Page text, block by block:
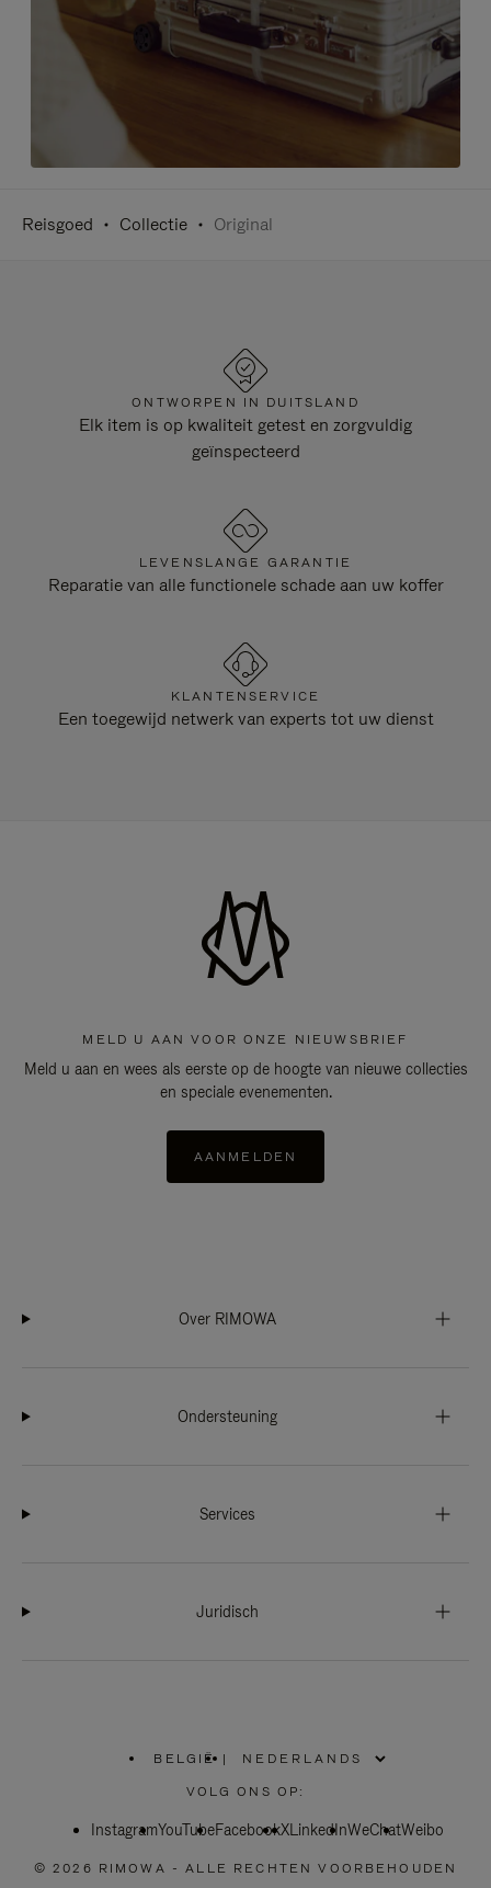
Reisgoed Collectie Original
ONTWORPEN IN DUITSLAND
Elk item is op kwaliteit getest en zorgvuldig
geïnspecteerd
LEVENSLANGE GARANTIE
Reparatie van alle functionele schade aan uw koffer
KLANTENSERVICE
Een toegewijd netwerk van experts tot uw dienst
MELD U AAN VOOR ONZE NIEUWSBRIEF
Meld u aan en wees als eerste op de hoogte van nieuwe collecties
en speciale evenementen.
AANMELDEN
Over RIMOWA
Ondersteuning
Services
Juridisch
BELGIË
SELECTEER
UW
|
VOLG ONS OP:
InstagramYouTubeFacebookXLinkedInWeChatWeibo
© 2026 RIMOWA - ALLE RECHTEN VOORBEHOUDEN